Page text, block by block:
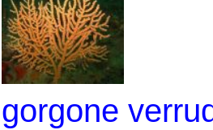
gorgone